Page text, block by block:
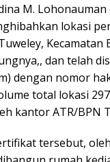
M.
lokasi
dan telah
dengan nomor
total lokasi
kantor ATR/BPN
tersebut,